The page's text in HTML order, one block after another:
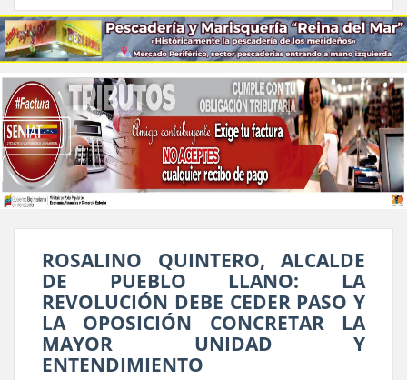
ROSALINO QUINTERO, ALCALDE
DE PUEBLO LLANO: LA
REVOLUCIÓN DEBE CEDER PASO Y
LA OPOSICIÓN CONCRETAR LA
MAYOR UNIDAD Y
ENTENDIMIENTO